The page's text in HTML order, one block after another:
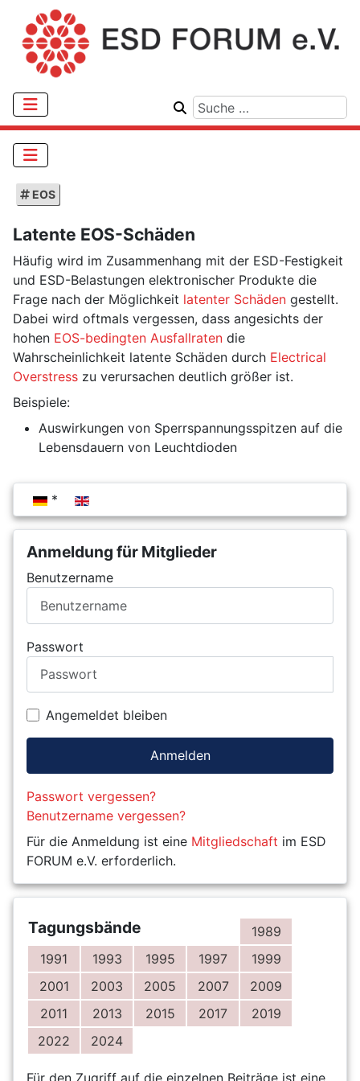
Sprache auswählen
Anmeldung für Mitglieder
Benutzername
Passwort
Angemeldet bleiben
Anmelden
Passwort vergessen?
Benutzername vergessen?
Für die Anmeldung ist eine Mitgliedschaft im ESD
FORUM e.V. erforderlich.
Tagungsbände
1989
1991
1993 1995 1997
1999
2001
2003 2005 2007
2009
2011
2013 2015 2017
2019
2022
2024
Für den Zugriff auf die einzelnen Beiträge ist eine
EOS
Latente EOS-Schäden
Häufig wird im Zusammenhang mit der ESD-Festigkeit
und ESD-Belastungen elektronischer Produkte die
Frage nach der Möglichkeit latenter Schäden gestellt.
Dabei wird oftmals vergessen, dass angesichts der
hohen EOS-bedingten Ausfallraten die
Wahrscheinlichkeit latente Schäden durch Electrical
Overstress zu verursachen deutlich größer ist.
Beispiele:
Auswirkungen von Sperrspannungsspitzen auf die
Lebensdauern von Leuchtdioden